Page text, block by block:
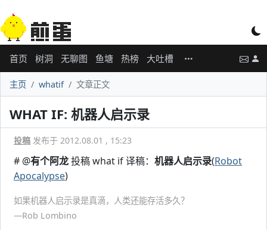
首页 树洞 无聊图 鱼塘 热榜 大吐槽
主页 whatif 文章正文
WHAT IF: 机器人启示录
投稿 发布于 2012.08.01 , 15:23
# @有个阿龙投稿 what if 译稿： 机器人启示录(Robot
Apocalypse)
如果机器人启示录是真滴，人类还能存活多久？
—Rob Lombino